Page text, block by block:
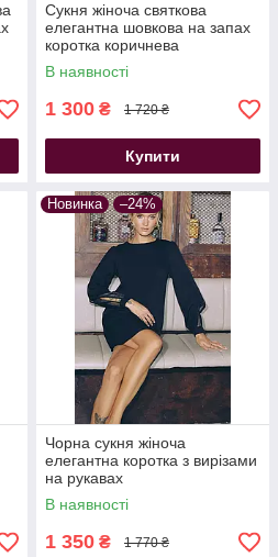
Сукня жіноча святкова
елегантна шовкова на запах
коротка коричнева
В наявності
1 300 ₴ 1 720 ₴
Купити
Новинка –24%
Чорна сукня жіноча
елегантна коротка з вирізами
на рукавах
В наявності
1 350 ₴ 1 770 ₴